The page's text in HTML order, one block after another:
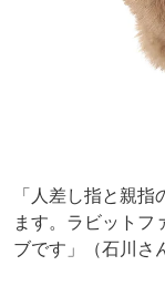
「人差し指と親
ます。ラビットフ
ブです」（石川さ